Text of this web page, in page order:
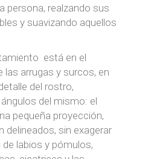
persona, realzando sus
y suavizando aquellos
está en el
arrugas y surcos, en
del rostro,
del mismo: el
pequeña proyección,
delineados, sin exagerar
labios y pómulos,